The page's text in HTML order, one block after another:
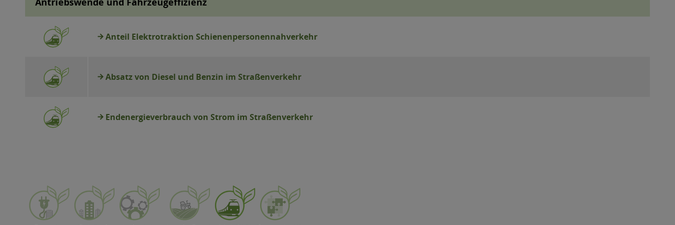
Anteil Elektrotraktion Schienenpersonennahverkehr
Absatz von Diesel und Benzin im Straßenverkehr
Endenergieverbrauch von Strom im Straßenverkehr